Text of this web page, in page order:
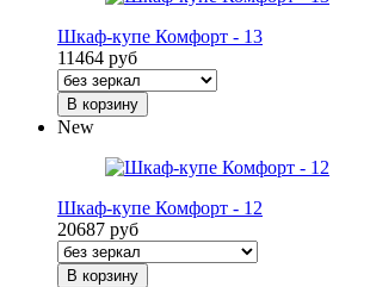
Шкаф-купе Комфорт - 13
11464 руб
В корзину
New
Шкаф-купе Комфорт - 12
20687 руб
В корзину